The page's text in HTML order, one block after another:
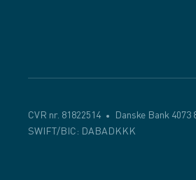
CVR nr. 81822514 Danske Bank 4073
SWIFT/BIC: DABADKKK